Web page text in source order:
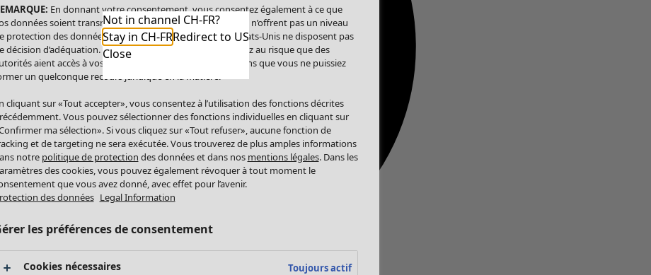
Not in channel CH-FR?
Stay in CH-FRRedirect to US
Close
En donnant votre consentement, vous consentez également à ce que
données soient transmises aux États-Unis. Les États-Unis n’offrent pas un niveau
protection des données comparable à celui de l’UE. Les États-Unis ne disposent pas
décision d’adéquation. Par conséquent, vous vous exposez au risque que des
aient accès à vos données à caractère personnel sans que vous ne puissiez
un quelconque recours juridique en la matière.
cliquant sur «Tout accepter», vous consentez à l’utilisation des fonctions décrites
Vous pouvez sélectionner des fonctions individuelles en cliquant sur
ma sélection». Si vous cliquez sur «Tout refuser», aucune fonction de
et de targeting ne sera exécutée. Vous trouverez de plus amples informations
notre politique de protection des données et dans nos mentions légales. Dans les
des cookies, vous pouvez également révoquer à tout moment le
que vous avez donné, avec effet pour l’avenir.
des données Legal Information
les préférences de consentement
Cookies nécessaires Toujours actif